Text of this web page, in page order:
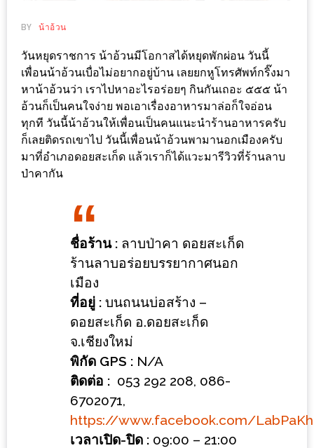
HIMMA
MARKET
FESTIVAL
10
แซ่บ
สวย
ร้าน
รวย
เสน่ห์
ของ
เชียงใหม่
ที่
ต้อง
ไป
ลอง
BY น้าอ้วน
วันหยุดราชการ น้าอ้วนมีโอกาสได้หยุดพักผ่อน วันนี้
เพื่อนน้าอ้วนเบื่อไม่อยากอยู่บ้าน เลยยกหูโทรศัพท์กริ๊งมา
หาน้าอ้วนว่า เราไปหาอะไรอร่อยๆ กินกันเถอะ ๕๕๕ น้า
อ้วนก็เป็นคนใจง่าย พอเอาเรื่องอาหารมาล่อก็ใจอ่อน
ทุกที วันนี้น้าอ้วนให้เพื่อนเป็นคนแนะนำร้านอาหารครับ
ก็เลยติดรถเขาไป วันนี้เพื่อนน้าอ้วนพามานอกเมืองครับ
มาที่อำเภอดอยสะเก็ด แล้วเราก็ได้แวะมารีวิวที่ร้านลาบ
ป่าคากัน
ชื่อร้าน : ลาบป่าคา ดอยสะเก็ด
ร้านลาบอร่อยบรรยากาศนอก
เมือง
ที่อยู่ : บนถนนบ่อสร้าง –
ดอยสะเก็ด อ.ดอยสะเก็ด
จ.เชียงใหม่
พิกัด GPS : N/A
ติดต่อ : 053 292 208, 086-
6702071,
https://www.facebook.com/
เวลาเปิด-ปิด : 09:00 – 21:00